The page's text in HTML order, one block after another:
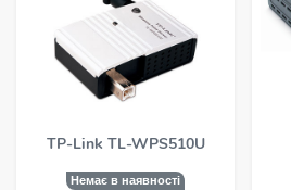
TP-Link TL-WPS510U
Немає в наявності